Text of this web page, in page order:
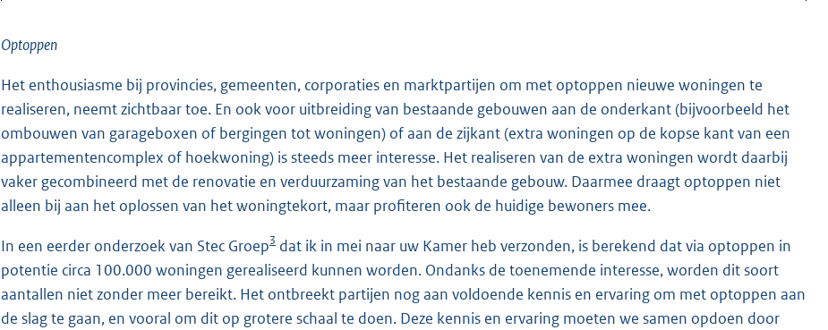
Optoppen
Het enthousiasme bij provincies, gemeenten, corporaties en marktpartijen om met optoppen nieuwe woningen te
realiseren, neemt zichtbaar toe. En ook voor uitbreiding van bestaande gebouwen aan de onderkant (bijvoorbeeld het
ombouwen van garageboxen of bergingen tot woningen) of aan de zijkant (extra woningen op de kopse kant van een
appartementencomplex of hoekwoning) is steeds meer interesse. Het realiseren van de extra woningen wordt daarbij
vaker gecombineerd met de renovatie en verduurzaming van het bestaande gebouw. Daarmee draagt optoppen niet
alleen bij aan het oplossen van het woningtekort, maar profiteren ook de huidige bewoners mee.
In een eerder onderzoek van Stec Groep3 dat ik in mei naar uw Kamer heb verzonden, is berekend dat via optoppen in
potentie circa 100.000 woningen gerealiseerd kunnen worden. Ondanks de toenemende interesse, worden dit soort
aantallen niet zonder meer bereikt. Het ontbreekt partijen nog aan voldoende kennis en ervaring om met optoppen aan
de slag te gaan, en vooral om dit op grotere schaal te doen. Deze kennis en ervaring moeten we samen opdoen door